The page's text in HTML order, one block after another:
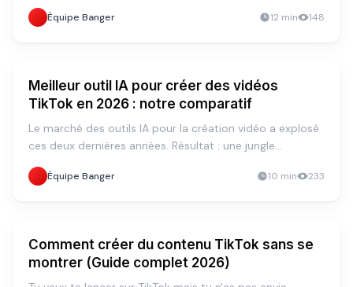
payer plus cher est vraiment justifié.
Équipe Banger 12 min 148
TUTORIEL
Meilleur outil IA pour créer des vidéos
TikTok en 2026 : notre comparatif
Le marché des outils IA pour la création vidéo a explosé
ces deux dernières années. Résultat : une jungle
les autres, mais dont la qualité est très inégale.
Équipe Banger 10 min 233
TUTORIEL
Comment créer du contenu TikTok sans se
montrer (Guide complet 2026)